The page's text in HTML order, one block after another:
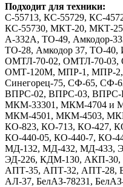
Подходит для техники:
С-55713, КС-55729, КС-
КС-55730, МКТ-20, МКТ-
А-332А, ТО-49, Амкодор-
ТО-28, Амкодор 37, ТО-
ОМТЛ-70-02, ОМТЛ-70-
ОМТ-120М, МПР-1, МПР-2,
Синегорец-75, СФ-65,
ВПРС-02, ВПРС-03,
МКМ-33301, МКМ-4704 и
МКМ-4501, МКМ-4503,
КО-823, КО-713, КО-427,
КО-440-05, КО-440-7, КО-
МД-132, МД-432, МД-433,
ЭД-226, КДМ-130, АКП-
АПТ-35, АПТ-32, АПТ-28,
АЛ-37, БелАЗ-78231,